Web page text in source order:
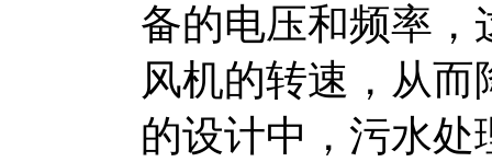
备的电压和频率，
风机的转速，从
的设计中，污水